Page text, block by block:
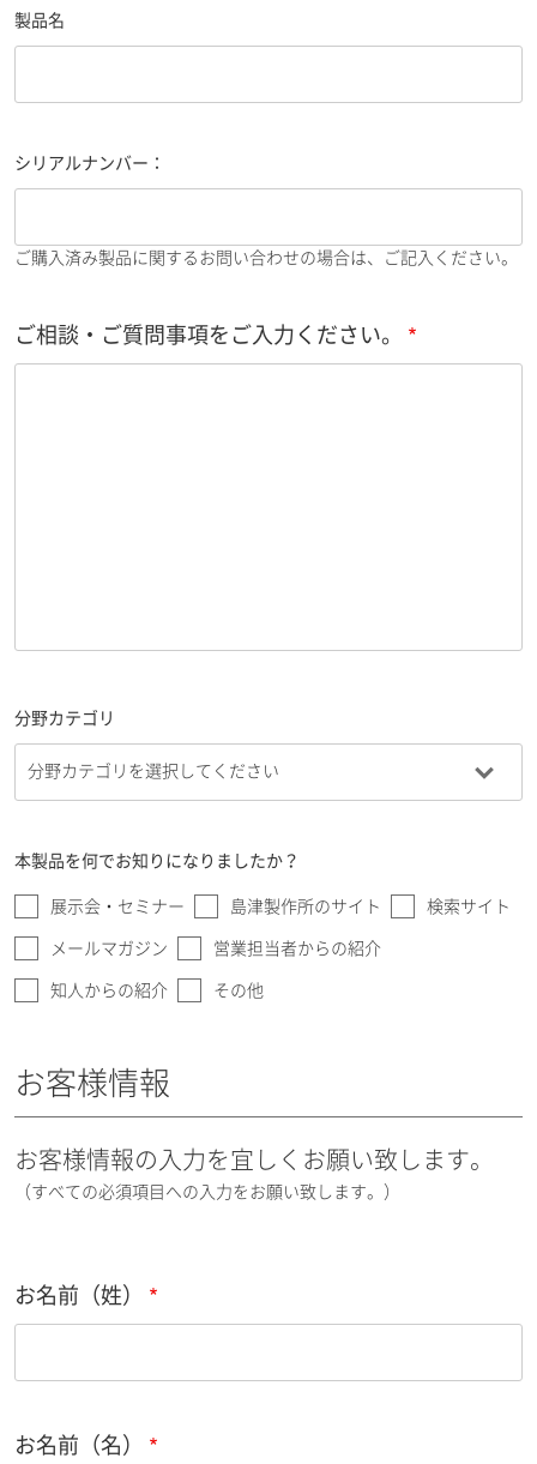
製品名
シリアルナンバー：
ご購入済み製品に関するお問い合わせの場合は、ご記入ください。
ご相談・ご質問事項をご入力ください。
分野カテゴリ
本製品を何でお知りになりましたか？
展示会・セミナー 島津製作所のサイト 検索サイト
メールマガジン 営業担当者からの紹介
知人からの紹介 その他
お客様情報
お客様情報の入力を宜しくお願い致します。
（すべての必須項目への入力をお願い致します。）
お名前（姓）
お名前（名）